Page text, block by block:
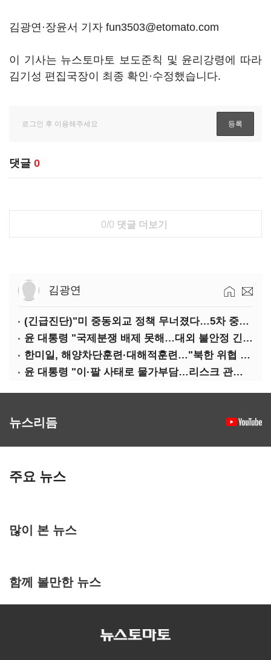
김광연·장윤서 기자 fun3503@etomato.com
이 기사는 뉴스토마토 보도준칙 및 윤리강령에 따라
김기성 편집국장이 최종 확인·수정했습니다.
댓글 0
0/0 댓글 더보기
김광연
(긴급진단)"미 중동외교 정책 무너졌다…5차 중동전 가능성은 낮아"
윤 대통령 "국제분쟁 배제 못해…대외 불안정 긴밀대응"
한미일, 해양차단훈련·대해적훈련…"북한 위협 억제"
윤 대통령 "이·팔 사태로 물가부담…리스크 관리 만전 기해야"
뉴스리듬
주요 뉴스
많이 본 뉴스
함께 볼만한 뉴스